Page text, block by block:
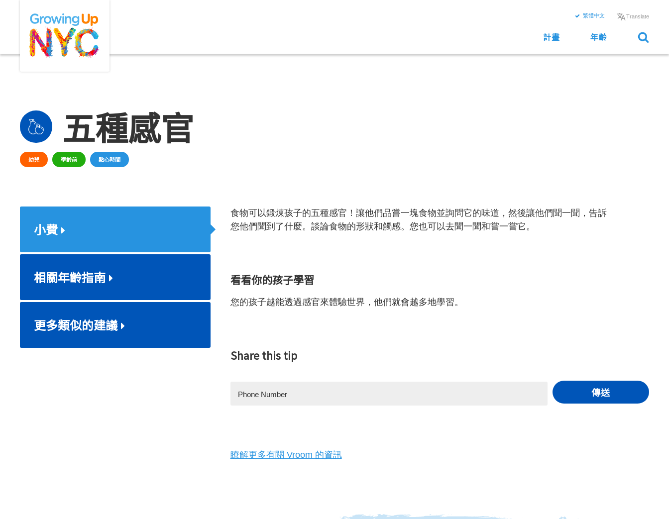
content
繁體中文 Translate
計畫 年齡
五種感官
幼兒 學齡前 點心時間
小費
相關年齡指南
更多類似的建議
食物可以鍛煉孩子的五種感官！讓他們品嘗一塊食物並詢問它的味道，然後讓他們聞一聞，告訴
您他們聞到了什麼。談論食物的形狀和觸感。您也可以去聞一聞和嘗一嘗它。
看看你的孩子學習
您的孩子越能透過感官來體驗世界，他們就會越多地學習。
Share this tip
Phone Number 傳送
瞭解更多有關 Vroom 的資訊